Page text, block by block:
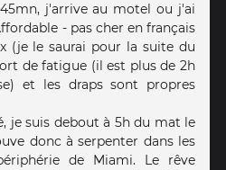
j'arrive au motel ou j'ai
- pas cher en français
(je le saurai pour la suite du
de fatigue (il est plus de 2h
et les draps sont propres
je suis debout à 5h du mat le
donc à serpenter dans les
de Miami. Le rêve